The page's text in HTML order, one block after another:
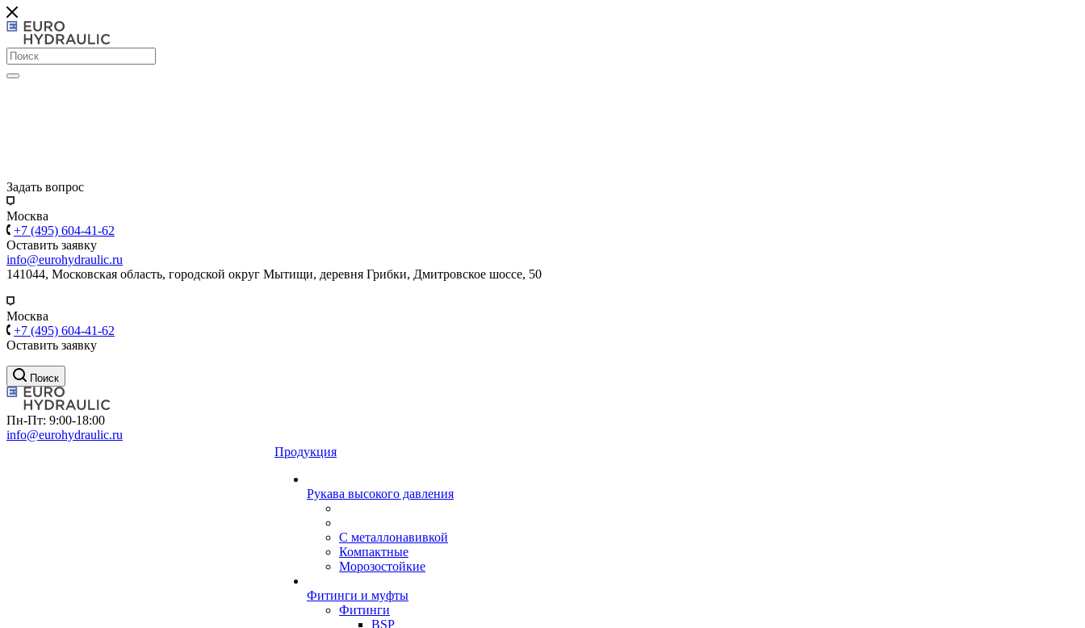
Задать вопрос
Москва
+7 (495) 604-41-62
Оставить заявку
info@eurohydraulic.ru
141044, Московская область, городской округ Мытищи, деревня Грибки, Дмитровское шоссе, 50
Москва
+7 (495) 604-41-62
Оставить заявку
Поиск
Пн-Пт: 9:00-18:00
info@eurohydraulic.ru
Продукция
Рукава высокого давления
С металлонавивкой
Компактные
Морозостойкие
Фитинги и муфты
Фитинги
BSP